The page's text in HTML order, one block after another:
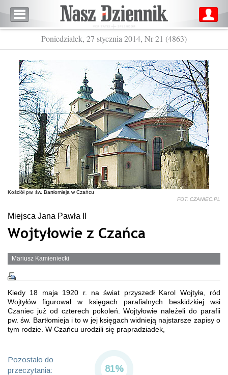
Poniedziałek, 27 stycznia 2014, Nr 21 (4863)
Kościół pw. św. Bartłomieja w Czańcu
FOT. CZANIEC.PL
Miejsca Jana Pawła II
Wojtyłowie z Czańca
Mariusz Kamieniecki
Kiedy 18 maja 1920 r. na świat przyszedł Karol Wojtyła, ród
Wojtyłów figurował w księgach parafialnych beskidzkiej wsi
Czaniec już od czterech pokoleń. Wojtyłowie należeli do parafii
pw. św. Bartłomieja i to w jej księgach widnieją najstarsze zapisy o
tym rodzie. W Czańcu urodzili się prapradziadek,
Pozostało do
przeczytania:
81%